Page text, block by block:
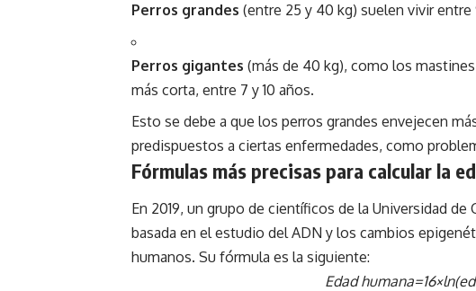
Perros grandes (entre 25 y 40 kg) suelen vivir entre
Perros gigantes (más de 40 kg), como los
más corta, entre 7 y 10 años.
Esto se debe a que los perros grandes envejecen
predispuestos a ciertas enfermedades, como
Fórmulas más precisas para calcular la
En 2019, un grupo de científicos de la Universidad
basada en el estudio del ADN y los cambios
humanos. Su fórmula es la siguiente:
Edad